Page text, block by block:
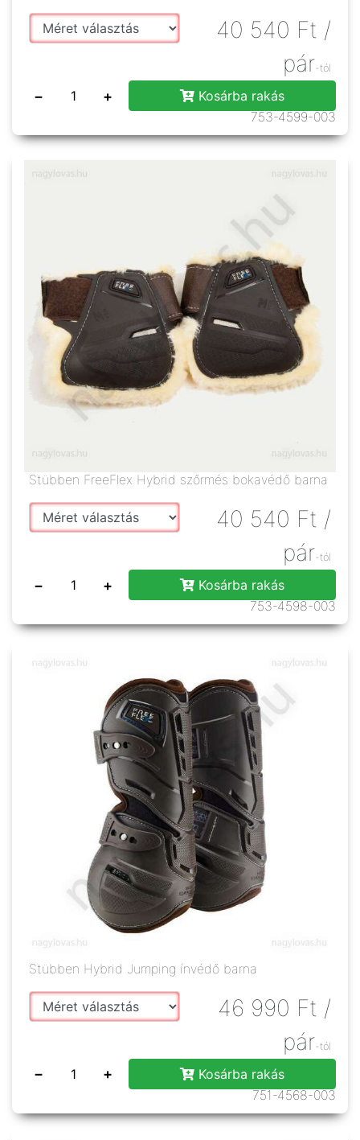
40 540 Ft /
pár-tól
− +
Kosárba rakás
753-4599-003
Stübben FreeFlex Hybrid szőrmés bokavédő barna
40 540 Ft /
pár-tól
− +
Kosárba rakás
753-4598-003
Stübben Hybrid Jumping ínvédő barna
46 990 Ft /
pár-tól
− +
Kosárba rakás
751-4568-003